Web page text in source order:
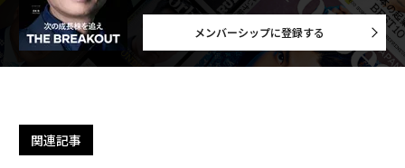
メンバーシップに登録する
関連記事